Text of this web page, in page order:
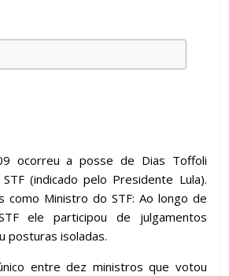
ocorreu a posse de Dias Toffoli
(indicado pelo Presidente Lula).
como Ministro do STF: Ao longo de
ele participou de julgamentos
posturas isoladas.
entre dez ministros que votou